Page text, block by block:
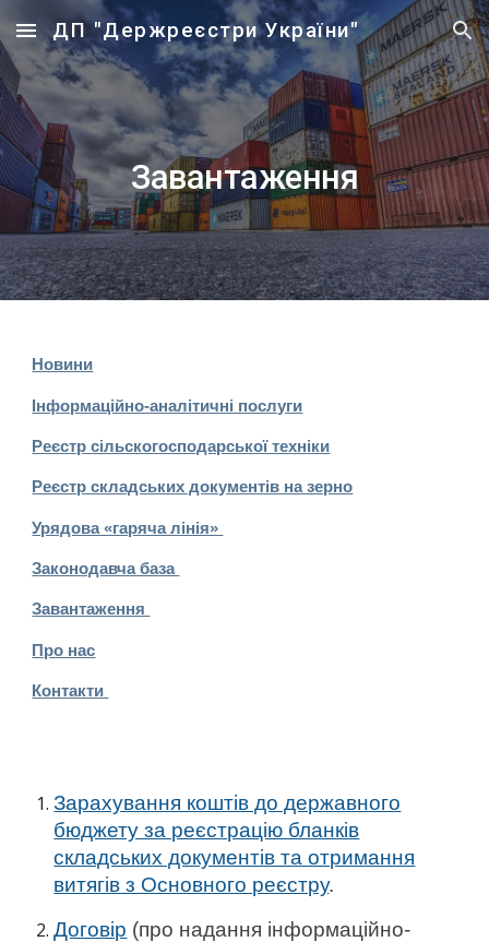
Skip to main content Skip to navigation
ДП "Держреєстри України"
Завантаження
Новини
Інформаційно-аналітичні послуги
Реєстр сільскогосподарської техніки
Реєстр складських документів на зерно
Урядова «гаряча лінія»
Законодавча база
Завантаження
Про нас
Контакти
Зарахування коштів до державного
бюджету за реєстрацію бланків
складських документів та отримання
витягів з Основного реєстру.
Договір (про надання інформаційно-